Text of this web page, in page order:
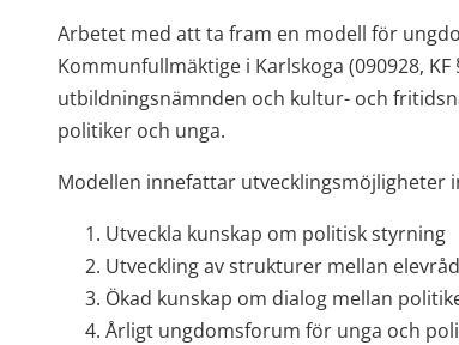
Arbetet med att ta fram en modell för
Kommunfullmäktige i Karlskoga (090928,
utbildningsnämnden och kultur- och
politiker och unga.
Modellen innefattar utvecklingsmöjligheter
Utveckla kunskap om politisk styrning
Utveckling av strukturer mellan
Ökad kunskap om dialog mellan
Årligt ungdomsforum för unga och